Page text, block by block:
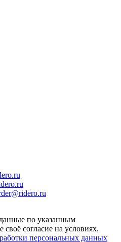
по указанным
согласие на условиях,
персональных данных